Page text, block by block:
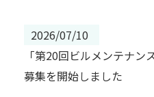
2026/07/10
「第20回ビルメンテナン
募集を開始しました